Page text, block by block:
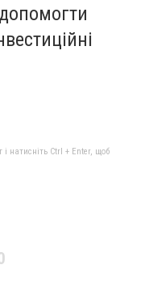
натисніть Ctrl + Enter, щоб